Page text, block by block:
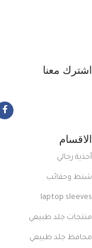
اشترك معنا
الاقسام
أحذية رجالي
شنط وحقائب
laptop sleeves
منتجات جلد طبيعي
محافظ جلد طبيعي